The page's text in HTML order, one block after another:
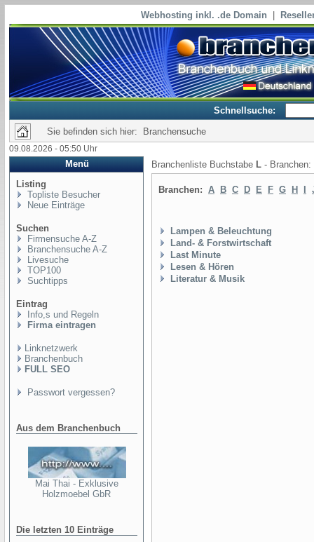
Webhosting inkl. .de Domain
Schnellsuche:
Sie befinden sich hier: Branchensuche
09.08.2026 - 05:50 Uhr
Menü
Listing
Topliste Besucher
Neue Einträge
Suchen
Firmensuche A-Z
Branchensuche A-Z
Livesuche
TOP100
Suchtipps
Eintrag
Info,s und Regeln
Firma eintragen
Linknetzwerk
Branchenbuch
FULL SEO
Passwort vergessen?
Aus dem Branchenbuch
Mai Thai - Exklusive
Holzmoebel GbR
Die letzten 10 Einträge
Branchenliste Buchstabe L - Branchen:
Branchen: A B C D E F G H
Lampen & Beleuchtung
Land- & Forstwirtschaft
Last Minute
Lesen & Hören
Literatur & Musik